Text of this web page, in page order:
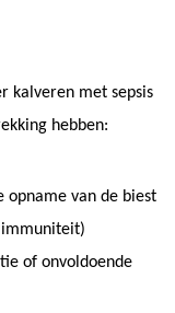
kalveren met sepsis
hebben:
opname van de biest
of onvoldoende